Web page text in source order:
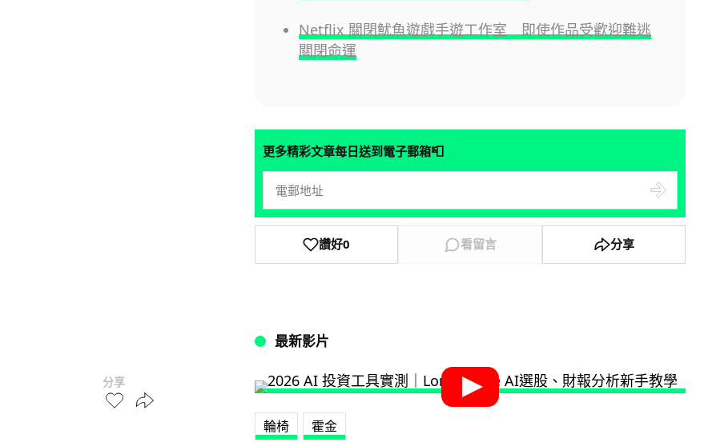
分享
Netflix 關閉魷魚遊戲手遊工作室 即使作品受歡迎難逃
關閉命運
更多精彩文章每日送到電子郵箱📮
讚好0 看留言 分享
最新影片
輪椅 霍金